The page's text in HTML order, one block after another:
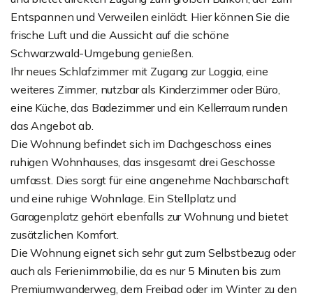
Entspannen und Verweilen einlädt. Hier können Sie die
frische Luft und die Aussicht auf die schöne
Schwarzwald-Umgebung genießen.
Ihr neues Schlafzimmer mit Zugang zur Loggia, eine
weiteres Zimmer, nutzbar als Kinderzimmer oder Büro,
eine Küche, das Badezimmer und ein Kellerraum runden
das Angebot ab.
Die Wohnung befindet sich im Dachgeschoss eines
ruhigen Wohnhauses, das insgesamt drei Geschosse
umfasst. Dies sorgt für eine angenehme Nachbarschaft
und eine ruhige Wohnlage. Ein Stellplatz und
Garagenplatz gehört ebenfalls zur Wohnung und bietet
zusätzlichen Komfort.
Die Wohnung eignet sich sehr gut zum Selbstbezug oder
auch als Ferienimmobilie, da es nur 5 Minuten bis zum
Premiumwanderweg, dem Freibad oder im Winter zu den